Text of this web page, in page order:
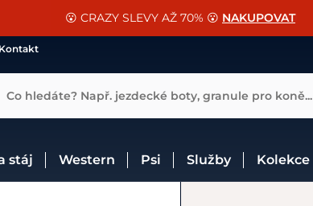
SLEVA 13% na vše od Cassini! CHCI SLEVU
😮 CRAZY SLEVY AŽ 70% 😮 NAKUPOVAT
a doplňky k vybraným sedlům ZDARMA 🐴
Co hledáte? Např. jezdecké boty, granule pro koně...
stáj Western Psi Služby Kolekce